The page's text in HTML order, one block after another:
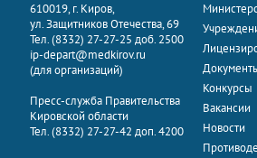
610019, г. Киров,
ул. Защитников Отечества, 69
Тел. (8332) 27-27-25 доб. 2500
ip-depart@medkirov.ru
(для организаций)
Пресс-служба Правительства
Кировской области
Тел. (8332) 27-27-42 доп. 4200
Конкурсы
Вакансии
Новости